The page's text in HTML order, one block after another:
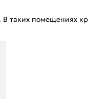
таких помещениях